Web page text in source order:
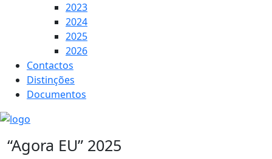
2023
2024
2025
2026
Contactos
Distinções
Documentos
“Agora EU” 2025